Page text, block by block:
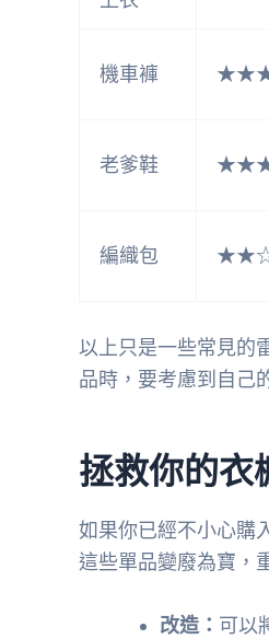
機車褲
老爹鞋
編織包
以上只是一些常見的
品時，要考慮到自己
拯救你的衣
如果你已經不小心購
這些單品變廢為寶，
改造： 可以